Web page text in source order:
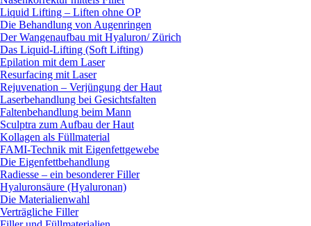
Liquid Lifting – Liften ohne OP
Die Behandlung von Augenringen
Der Wangenaufbau mit Hyaluron/ Zürich
Das Liquid-Lifting (Soft Lifting)
Epilation mit dem Laser
Resurfacing mit Laser
Rejuvenation – Verjüngung der Haut
Laserbehandlung bei Gesichtsfalten
Faltenbehandlung beim Mann
Sculptra zum Aufbau der Haut
Kollagen als Füllmaterial
FAMI-Technik mit Eigenfettgewebe
Die Eigenfettbehandlung
Radiesse – ein besonderer Filler
Hyaluronsäure (Hyaluronan)
Die Materialienwahl
Verträgliche Filler